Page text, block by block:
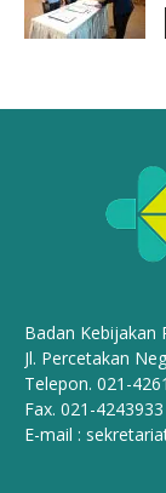
Badan Kebijakan
Jl. Percetakan
Telepon. 021-
Fax. 021-4243933
E-mail :